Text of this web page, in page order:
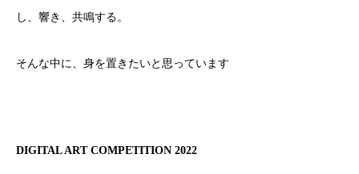
し、響き、共鳴する。
そんな中に、身を置きたいと思っています
DIGITAL ART COMPETITION 2022